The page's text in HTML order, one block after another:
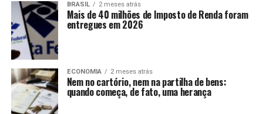
BRASIL 2 meses atrás
Mais de 40 milhões de Imposto de Renda foram
entregues em 2026
ECONOMIA 2 meses atrás
Nem no cartório, nem na partilha de bens:
quando começa, de fato, uma herança